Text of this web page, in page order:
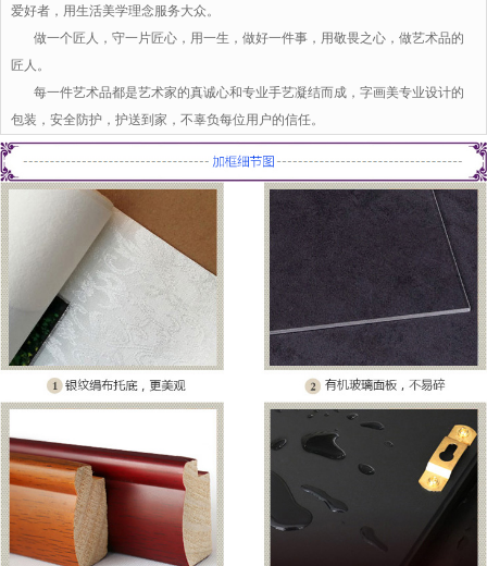
爱好者，用生活美学理念服务大众。
做一个匠人，守一片匠心，用一生，做好一件事，用敬畏之心，做艺术品的
匠人。
每一件艺术品都是艺术家的真诚心和专业手艺凝结而成，字画美专业设计的
包装，安全防护，护送到家，不辜负每位用户的信任。